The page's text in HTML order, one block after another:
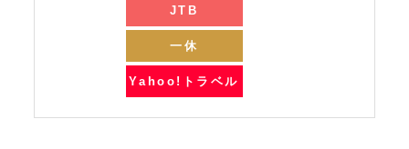
JTB
一休
Yahoo!トラベル